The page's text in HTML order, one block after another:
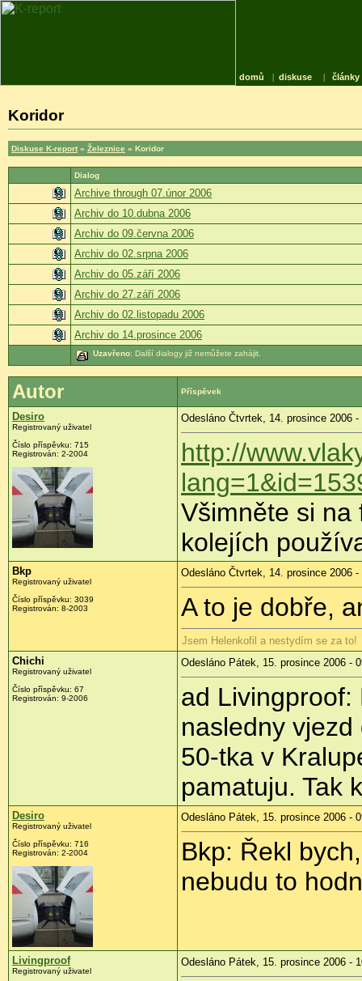
domů | diskuse | články
Koridor
Diskuse K-report » Železnice » Koridor
Dialog
Archive through 07.únor 2006
Archiv do 10.dubna 2006
Archiv do 09.června 2006
Archiv do 02.srpna 2006
Archiv do 05.září 2006
Archiv do 27.září 2006
Archiv do 02.listopadu 2006
Archiv do 14.prosince 2006
Uzavřeno: Další dialogy již nemůžete zahájit.
Autor Příspěvek
Desiro
Registrovaný uživatel
Číslo příspěvku: 715
Registrován: 2-2004
Odesláno Čtvrtek, 14. prosince 2006 -
http://
Všimněte si na
kolejích
Bkp
Registrovaný uživatel
Číslo příspěvku: 3039
Registrován: 8-2003
Odesláno Čtvrtek, 14. prosince 2006 -
A to je dobře,
Jsem Helenkofil a nestydím se za to!
Chichi
Registrovaný uživatel
Číslo příspěvku: 67
Registrován: 9-2006
Odesláno Pátek, 15. prosince 2006 -
ad
nasledny
50-tka v
pamatuju. Tak
Desiro
Registrovaný uživatel
Číslo příspěvku: 716
Registrován: 2-2004
Odesláno Pátek, 15. prosince 2006 -
Bkp: Řekl
nebudu to
Livingproof
Registrovaný uživatel
Odesláno Pátek, 15. prosince 2006 -